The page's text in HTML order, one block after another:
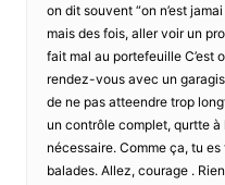
on dit souvent “on n’est
mais des fois, aller voir un
fait mal au portefeuille C’est
rendez-vous avec un
de ne pas atteendre trop
un contrôle complet, qurtte à
nécessaire. Comme ça, tu
balades. Allez, courage .